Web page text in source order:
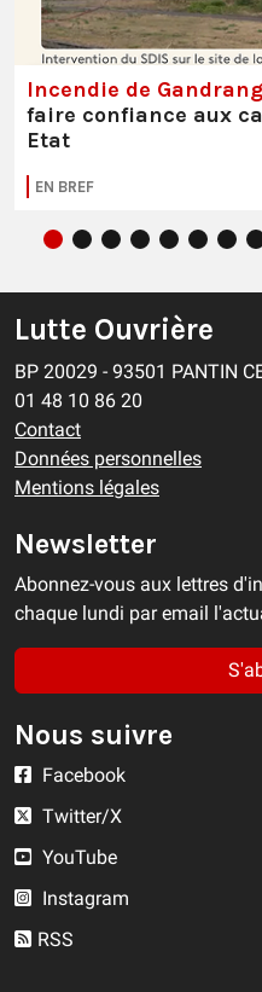
Incendie de
faire confiance aux
Etat
EN BREF
Lutte Ouvrière
BP 20029 - 93501 PANTIN
01 48 10 86 20
Contact
Données personnelles
Mentions légales
Newsletter
Abonnez-vous aux lettres
chaque lundi par email
Nous suivre
Facebook
Twitter/X
YouTube
Instagram
RSS